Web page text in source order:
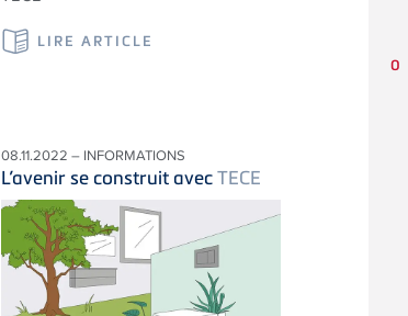
0
LIRE ARTICLE
08.11.2022 – INFORMATIONS
L’avenir se construit avecTECE